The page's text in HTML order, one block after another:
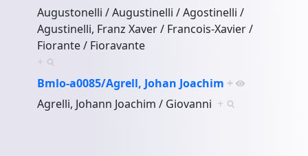
Augustonelli / Augustinelli / Agostinelli /
Agustinelli, Franz Xaver / Francois-Xavier /
Fiorante / Fioravante
+
Bmlo-a0085/Agrell, Johan Joachim +
Agrelli, Johann Joachim / Giovanni +